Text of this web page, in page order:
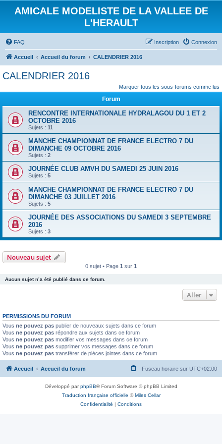
AMICALE MODELISTE DE LA VALLEE DE
L'HERAULT
FAQ Connexion
Inscription
Accueil Accueil du forum CALENDRIER 2016
CALENDRIER 2016
Marquer tous les sous-forums comme lus
Forum
RENCONTRE INTERNATIONALE HYDRALAGOU DU 1 ET 2
OCTOBRE 2016
Sujets : 11
MANCHE CHAMPIONNAT DE FRANCE ELECTRO 7 DU
DIMANCHE 09 OCTOBRE 2016
Sujets : 2
JOURNÉE CLUB AMVH DU SAMEDI 25 JUIN 2016
Sujets : 5
MANCHE CHAMPIONNAT DE FRANCE ELECTRO 7 DU
DIMANCHE 03 JUILLET 2016
Sujets : 5
JOURNÉE DES ASSOCIATIONS DU SAMEDI 3 SEPTEMBRE
2016
Sujets : 3
Nouveau sujet
0 sujet • Page 1 sur 1
Aucun sujet n’a été publié dans ce forum.
Aller
PERMISSIONS DU FORUM
Vous ne pouvez pas publier de nouveaux sujets dans ce forum
Vous ne pouvez pas répondre aux sujets dans ce forum
Vous ne pouvez pas modifier vos messages dans ce forum
Vous ne pouvez pas supprimer vos messages dans ce forum
Vous ne pouvez pas transférer de pièces jointes dans ce forum
Accueil Accueil du forum Fuseau horaire sur UTC+02:00
Développé parphpBB® Forum Software © phpBB Limited
Traduction française officielle ©Miles Cellar
Confidentialité | Conditions